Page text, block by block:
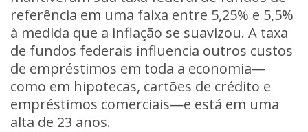
referência em uma faixa entre 5,25% e 5,5%
à medida que a inflação se suavizou. A taxa
de fundos federais influencia outros custos
de empréstimos em toda a economia—
como em hipotecas, cartões de crédito e
empréstimos comerciais—e está em uma
alta de 23 anos.